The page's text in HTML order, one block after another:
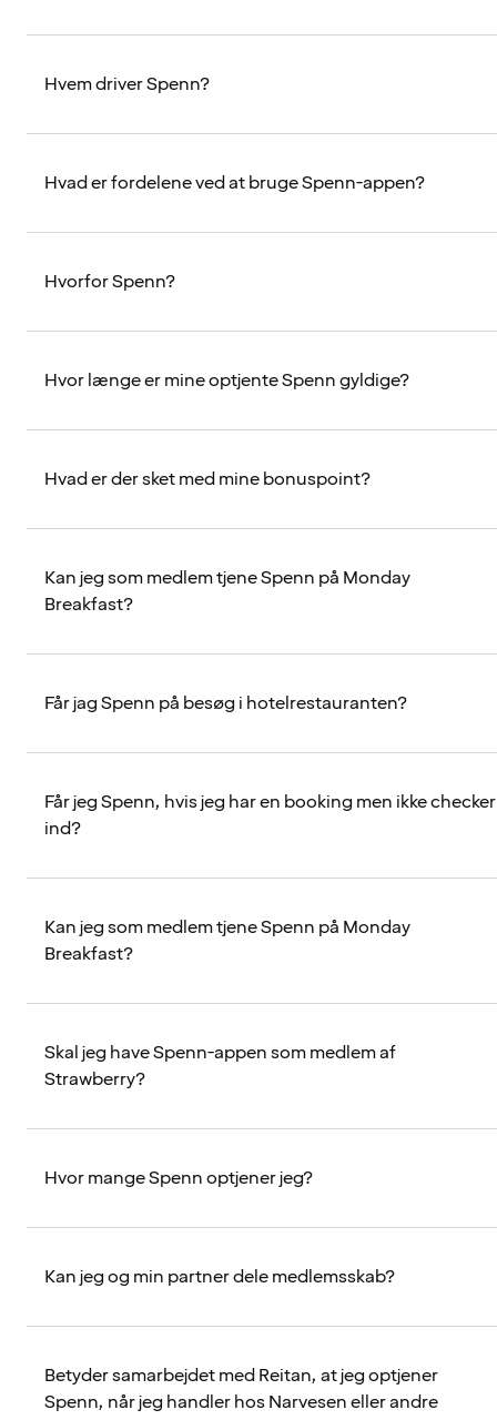
Hvem driver Spenn?
Hvad er fordelene ved at bruge Spenn-appen?
Hvorfor Spenn?
Hvor længe er mine optjente Spenn gyldige?
Hvad er der sket med mine bonuspoint?
Kan jeg som medlem tjene Spenn på Monday
Breakfast?
Får jag Spenn på besøg i hotelrestauranten?
Får jeg Spenn, hvis jeg har en booking men ikke checker
ind?
Kan jeg som medlem tjene Spenn på Monday
Breakfast?
Skal jeg have Spenn-appen som medlem af
Strawberry?
Hvor mange Spenn optjener jeg?
Kan jeg og min partner dele medlemsskab?
Betyder samarbejdet med Reitan, at jeg optjener
Spenn, når jeg handler hos Narvesen eller andre